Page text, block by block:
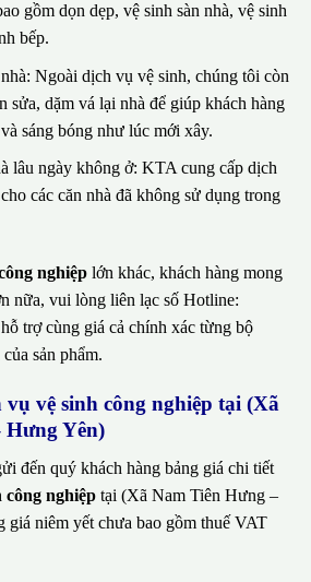
gồm dọn dẹp, vệ sinh sàn nhà, vệ sinh
bếp.
Ngoài dịch vụ vệ sinh, chúng tôi còn
sửa, dặm vá lại nhà để giúp khách hàng
sáng bóng như lúc mới xây.
lâu ngày không ở: KTA cung cấp dịch
các căn nhà đã không sử dụng trong
nghiệp lớn khác, khách hàng mong
nữa, vui lòng liên lạc số Hotline:
trợ cùng giá cả chính xác từng bộ
sản phẩm.
vệ sinh công nghiệp tại (Xã
Hưng Yên)
đến quý khách hàng bảng giá chi tiết
công nghiệp tại (Xã Nam Tiên Hưng –
giá niêm yết chưa bao gồm thuế VAT